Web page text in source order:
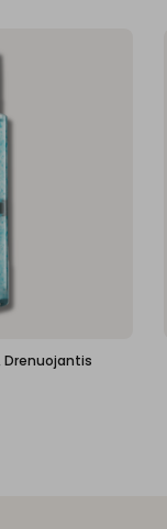
Drenuojantis